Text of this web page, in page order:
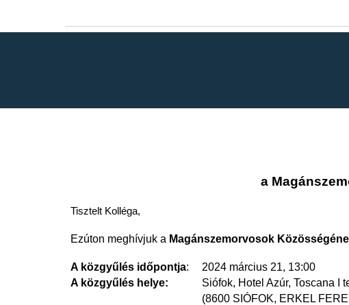
a
Tisztelt Kolléga,
Ezúton meghívjuk a Magánszemorvosok
A közgyűlés időpontja:
2024 március 21, 13:00
A közgyűlés helye:
Siófok, Hotel Azúr, Toscana I
(8600 SIÓFOK, ERKEL